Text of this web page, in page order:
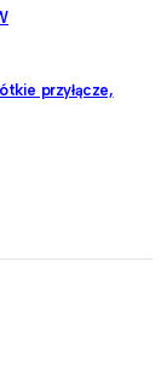
przyłącze,